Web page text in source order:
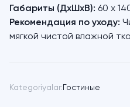
Габариты (ДхШхВ): 60 х
Рекомендация по уходу:
мягкой чистой влажной
Kategoriyalar: Гостиные